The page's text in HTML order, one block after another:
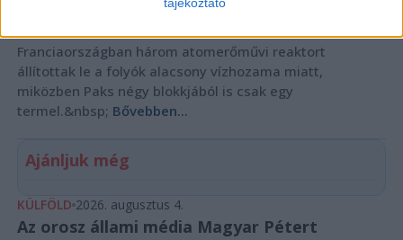
Franciaországban három atomerőművi reaktort
állítottak le a folyók alacsony vízhozama miatt,
miközben Paks négy blokkjából is csak egy
termel.&nbsp; Bővebben...
Ajánljuk még
KÜLFÖLD 2026. augusztus 4.
Az orosz állami média Magyar Pétert